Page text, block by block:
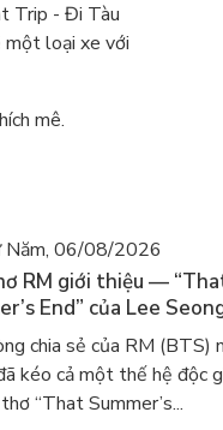
Trip - Đi Tàu
một loại xe với
mê.
Năm, 06/08/2026
RM giới thiệu —
End” của Lee
bản tiếng Anh sau 4
chia sẻ của RM (BTS)
kéo cả một thế hệ độc
“That Summer’s...